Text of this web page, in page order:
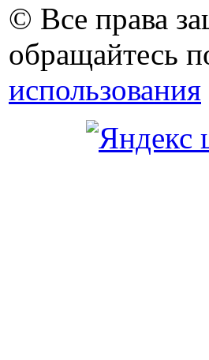
© Все права
обращайтесь
использования